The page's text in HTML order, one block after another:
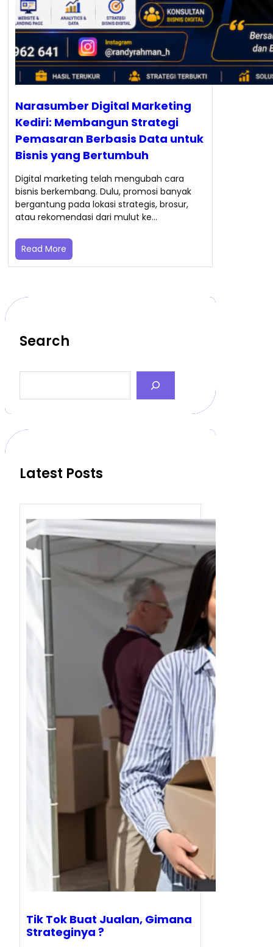
Narasumber Digital Marketing
Kediri: Membangun Strategi
Pemasaran Berbasis Data untuk
Bisnis yang Bertumbuh
Digital marketing telah mengubah cara
bisnis berkembang. Dulu, promosi banyak
bergantung pada lokasi strategis, brosur,
atau rekomendasi dari mulut ke…
Read More
Search
a
c
Latest Posts
Tik Tok Buat Jualan, Gimana
Strateginya ?